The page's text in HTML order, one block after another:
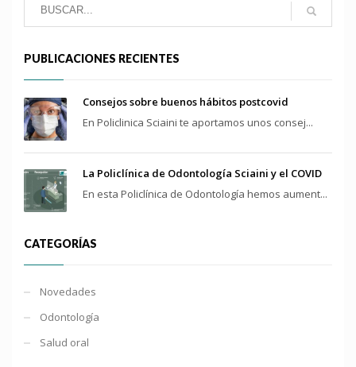
PUBLICACIONES RECIENTES
Consejos sobre buenos hábitos postcovid
En Policlinica Sciaini te aportamos unos consej...
La Policlínica de Odontología Sciaini y el COVID
En esta Policlínica de Odontología hemos aument...
CATEGORÍAS
Novedades
Odontología
Salud oral